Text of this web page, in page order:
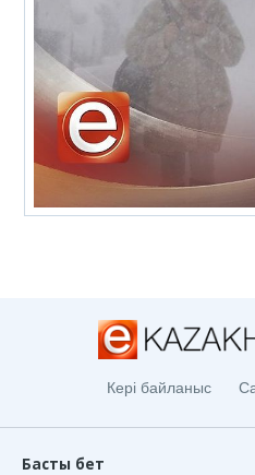
Кері байланыс
Басты бет